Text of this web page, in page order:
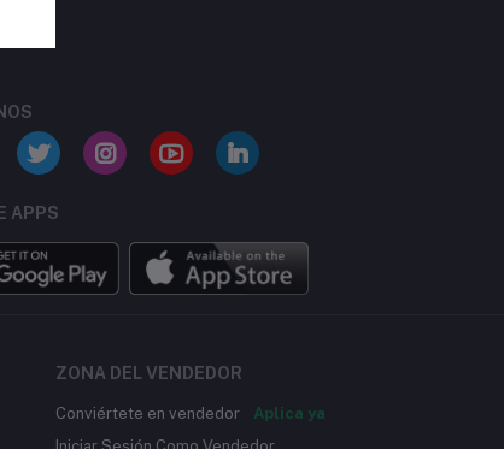
APPS
ZONA DEL VENDEDOR
Conviértete en vendedor
Aplica ya